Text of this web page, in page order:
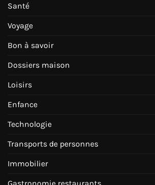
Santé
Voyage
Bon à savoir
Dossiers maison
Loisirs
Enfance
Technologie
Transports de personnes
Immobilier